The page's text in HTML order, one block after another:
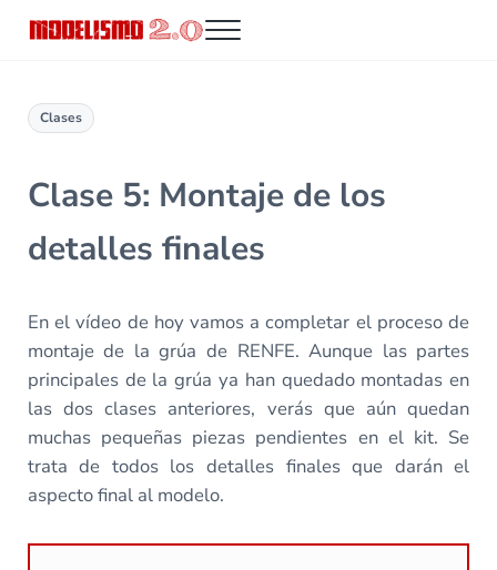
Menu
Clases
Clase 5: Montaje de los
detalles finales
En el vídeo de hoy vamos a completar el proceso de
montaje de la grúa de RENFE. Aunque las partes
principales de la grúa ya han quedado montadas en
las dos clases anteriores, verás que aún quedan
muchas pequeñas piezas pendientes en el kit. Se
trata de todos los detalles finales que darán el
aspecto final al modelo.